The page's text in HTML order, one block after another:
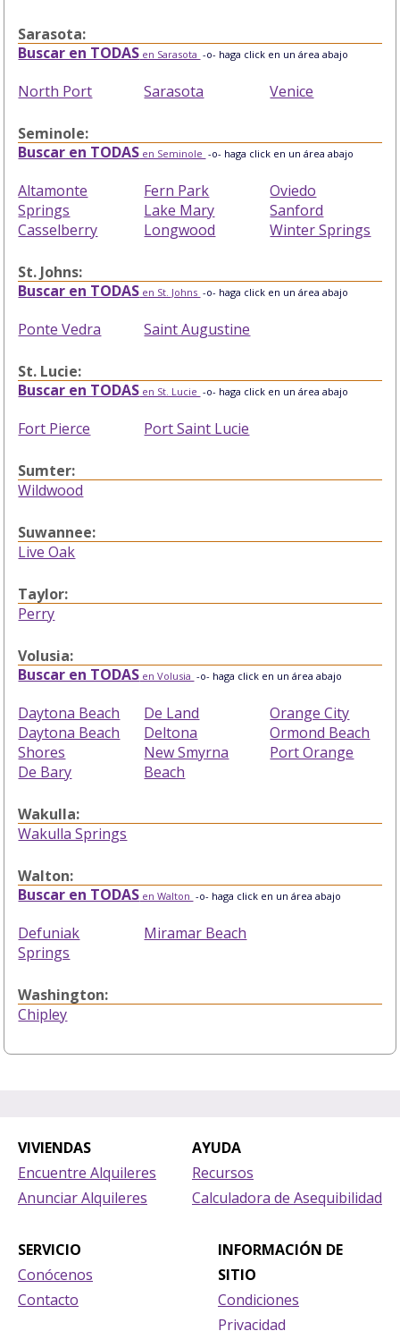
Sarasota:
Buscar en TODAS en Sarasota -o- haga click en un área abajo
North Port Sarasota Venice
Seminole:
Buscar en TODAS en Seminole -o- haga click en un área abajo
Altamonte
Springs
Casselberry
Fern Park
Lake Mary
Longwood
Oviedo
Sanford
Winter Springs
St. Johns:
Buscar en TODAS en St. Johns -o- haga click en un área abajo
Ponte Vedra Saint Augustine
St. Lucie:
Buscar en TODAS en St. Lucie -o- haga click en un área abajo
Fort Pierce Port Saint Lucie
Sumter:
Wildwood
Suwannee:
Live Oak
Taylor:
Perry
Volusia:
Buscar en TODAS en Volusia -o- haga click en un área abajo
Daytona Beach
Daytona Beach
Shores
De Bary
De Land
Deltona
New Smyrna
Beach
Orange City
Ormond Beach
Port Orange
Wakulla:
Wakulla Springs
Walton:
Buscar en TODAS en Walton -o- haga click en un área abajo
Defuniak
Springs
Miramar Beach
Washington:
Chipley
VIVIENDAS
Encuentre Alquileres
Anunciar Alquileres
AYUDA
Recursos
Calculadora de Asequibilidad
SERVICIO
Conócenos
Contacto
INFORMACIÓN DE
SITIO
Condiciones
Privacidad